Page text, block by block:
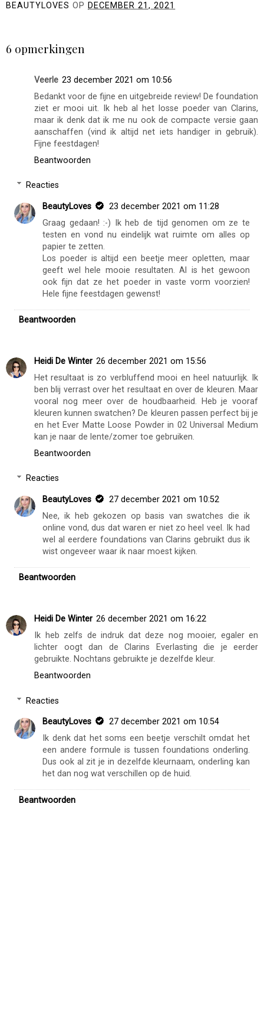
BEAUTYLOVES OP DECEMBER 21, 2021
6 opmerkingen
Veerle 23 december 2021 om 10:56
Bedankt voor de fijne en uitgebreide review! De foundation
ziet er mooi uit. Ik heb al het losse poeder van Clarins,
maar ik denk dat ik me nu ook de compacte versie gaan
aanschaffen (vind ik altijd net iets handiger in gebruik).
Fijne feestdagen!
Beantwoorden
Reacties
BeautyLoves
23 december 2021 om 11:28
Graag gedaan! :-) Ik heb de tijd genomen om ze te
testen en vond nu eindelijk wat ruimte om alles op
papier te zetten.
Los poeder is altijd een beetje meer opletten, maar
geeft wel hele mooie resultaten. Al is het gewoon
ook fijn dat ze het poeder in vaste vorm voorzien!
Hele fijne feestdagen gewenst!
Beantwoorden
Heidi De Winter 26 december 2021 om 15:56
Het resultaat is zo verbluffend mooi en heel natuurlijk. Ik
ben blij verrast over het resultaat en over de kleuren. Maar
vooral nog meer over de houdbaarheid. Heb je vooraf
kleuren kunnen swatchen? De kleuren passen perfect bij je
en het Ever Matte Loose Powder in 02 Universal Medium
kan je naar de lente/zomer toe gebruiken.
Beantwoorden
Reacties
BeautyLoves
27 december 2021 om 10:52
Nee, ik heb gekozen op basis van swatches die ik
online vond, dus dat waren er niet zo heel veel. Ik had
wel al eerdere foundations van Clarins gebruikt dus ik
wist ongeveer waar ik naar moest kijken.
Beantwoorden
Heidi De Winter 26 december 2021 om 16:22
Ik heb zelfs de indruk dat deze nog mooier, egaler en
lichter oogt dan de Clarins Everlasting die je eerder
gebruikte. Nochtans gebruikte je dezelfde kleur.
Beantwoorden
Reacties
BeautyLoves
27 december 2021 om 10:54
Ik denk dat het soms een beetje verschilt omdat het
een andere formule is tussen foundations onderling.
Dus ook al zit je in dezelfde kleurnaam, onderling kan
het dan nog wat verschillen op de huid.
Beantwoorden